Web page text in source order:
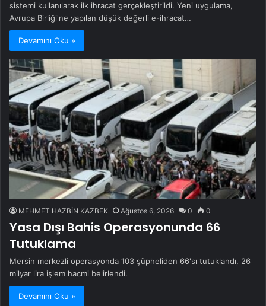
sistemi kullanılarak ilk ihracat gerçekleştirildi. Yeni uygulama,
Avrupa Birliği'ne yapılan düşük değerli e-ihracat…
Devamını Oku »
MEHMET HAZBİN KAZBEK Ağustos 6, 2026 0 0
Yasa Dışı Bahis Operasyonunda 66
Tutuklama
Mersin merkezli operasyonda 103 şüpheliden 66'sı tutuklandı, 26
milyar lira işlem hacmi belirlendi.
Devamını Oku »